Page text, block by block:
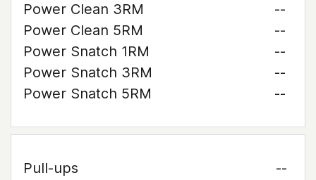
Power Clean 3RM
--
Power Clean 5RM
--
Power Snatch 1RM
--
Power Snatch 3RM
--
Power Snatch 5RM
--
Pull-ups
--